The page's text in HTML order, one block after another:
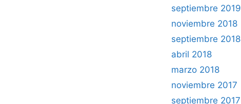
septiembre 2019
noviembre 2018
septiembre 2018
abril 2018
marzo 2018
noviembre 2017
septiembre 2017